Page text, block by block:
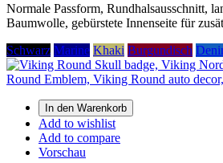
Normale Passform, Rundhalsausschnitt,
Baumwolle, gebürstete Innenseite für
Schwarz Marine Khaki Burgundisch
In den Warenkorb
Add to wishlist
Add to compare
Vorschau